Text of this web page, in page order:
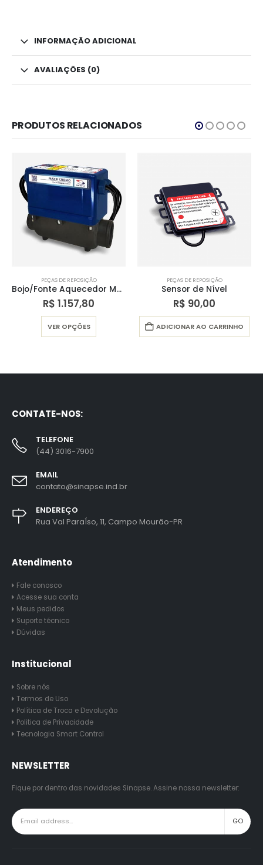
INFORMAÇÃO ADICIONAL
AVALIAÇÕES (0)
PRODUTOS RELACIONADOS
PEÇAS DE REPOSIÇÃO
Bojo/Fonte Aquecedor Maxxi Cromo
R$ 1.157,80
VER OPÇÕES
Este produto tem várias variantes. As opções podem ser escolhidas na página do produto
PEÇAS DE REPOSIÇÃO
Sensor de Nível
R$ 90,00
ADICIONAR AO CARRINHO
CONTATE-NOS:
TELEFONE
(44) 3016-7900
EMAIL
contato@sinapse.ind.br
ENDEREÇO
Rua Val ParaÍso, 11, Campo Mourão-PR
Atendimento
Fale conosco
Acesse sua conta
Meus pedidos
Suporte técnico
Dúvidas
Institucional
Sobre nós
Termos de Uso
Política de Troca e Devolução
Politica de Privacidade
Tecnologia Smart Control
NEWSLETTER
Fique por dentro das novidades Sinapse. Assine nossa newsletter: